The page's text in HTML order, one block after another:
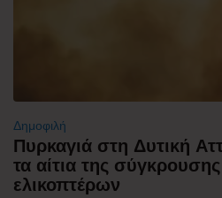
Δημοφιλή
Πυρκαγιά στη Δυτική
τα αίτια της
ελικοπτέρων